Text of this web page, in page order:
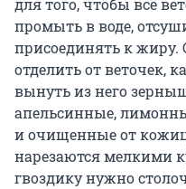
для того, чтобы все
промыть в воде,
присоединять к
отделить от веточек,
вынуть из него
апельсинные,
и очищенные от
нарезаются мелкими
гвоздику нужно